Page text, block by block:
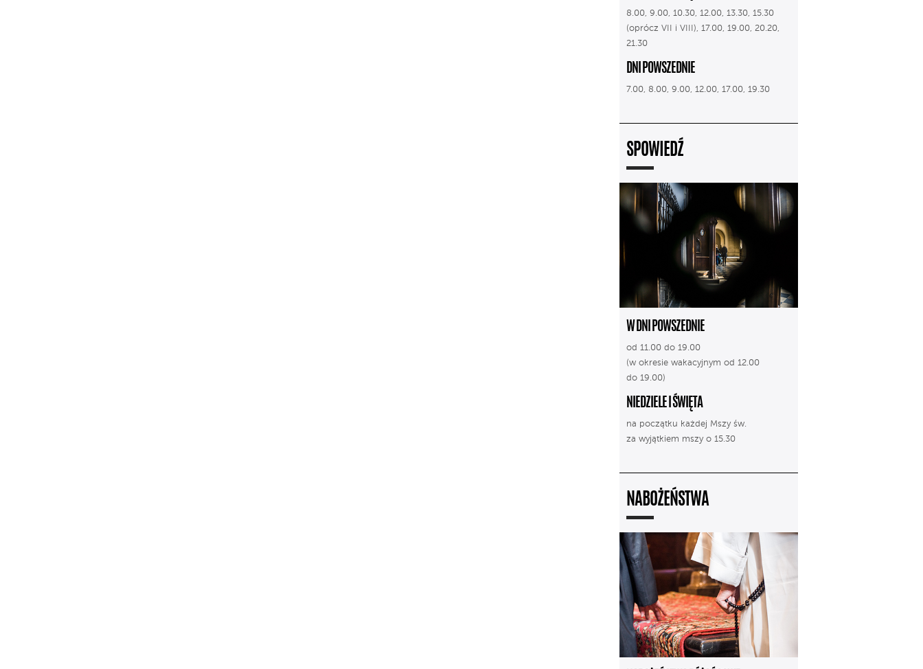
8.00, 9.00, 10.30, 12.00, 13.30, 15.30
(oprócz VII i VIII), 17.00, 19.00, 20.20,
21.30
DNI POWSZEDNIE
7.00, 8.00, 9.00, 12.00, 17.00, 19.30
SPOWIEDŹ
W DNI POWSZEDNIE
od 11.00 do 19.00
(w okresie wakacyjnym od 12.00
do 19.00)
NIEDZIELE I ŚWIĘTA
na początku każdej Mszy św.
za wyjątkiem mszy o 15.30
NABOŻEŃSTWA